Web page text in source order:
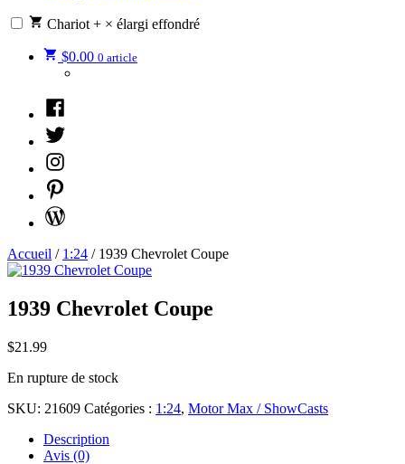
Chariot + × élargi effondré
$0.00 0 article
Facebook
Twitter
Instagram
Pinterest
WordPress
Accueil / 1:24 / 1939 Chevrolet Coupe
1939 Chevrolet Coupe
$21.99
En rupture de stock
SKU: 21609 Catégories : 1:24, Motor Max / ShowCasts
Description
Avis (0)